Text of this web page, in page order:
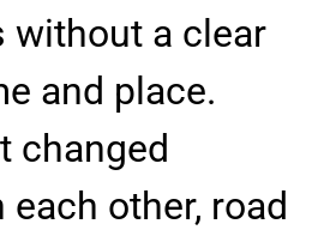
without a clear
and place.
changed
other, road